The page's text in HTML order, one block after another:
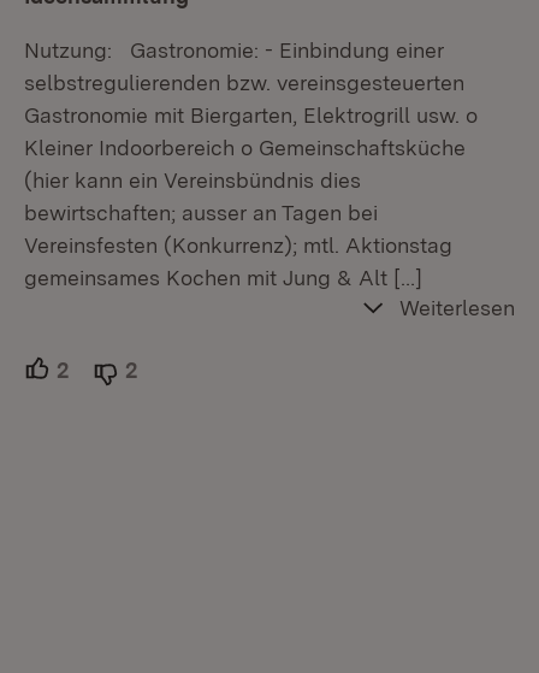
Nutzung: Gastronomie: - Einbindung einer
selbstregulierenden bzw. vereinsgesteuerten
Gastronomie mit Biergarten, Elektrogrill usw. o
Kleiner Indoorbereich o Gemeinschaftsküche
(hier kann ein Vereinsbündnis dies
bewirtschaften; ausser an Tagen bei
Vereinsfesten (Konkurrenz); mtl. Aktionstag
gemeinsames Kochen mit Jung & Alt […]
Weiterlesen
2 Unterstützer.
2